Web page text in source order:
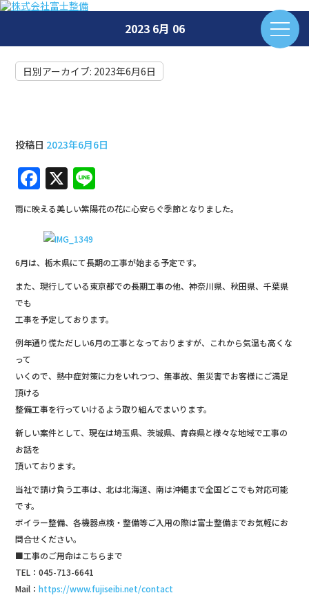
2023 6月 06
日別アーカイブ: 2023年6月6日
投稿日 2023年6月6日
F
a
c
e
b
o
o
k
X
n
e
雨に映える美しい紫陽花の花に心安らぐ季節となりました。
6月は、栃木県にて長期の工事が始まる予定です。
また、現行している東京都での長期工事の他、神奈川県、秋田県、千葉県
でも
工事を予定しております。
例年通り慌ただしい6月の工事となっておりますが、これから気温も高くな
って
いくので、熱中症対策に力をいれつつ、無事故、無災害でお客様にご満足
頂ける
整備工事を行っていけるよう取り組んでまいります。
新しい案件として、現在は埼玉県、茨城県、青森県と様々な地域で工事の
お話を
頂いております。
当社で請け負う工事は、北は北海道、南は沖縄まで全国どこでも対応可能
です。
ボイラー整備、各機器点検・整備等ご入用の際は富士整備までお気軽にお
問合せください。
■工事のご用命はこちらまで
TEL：045-713-6641
Mail：https://www.fujiseibi.net/contact